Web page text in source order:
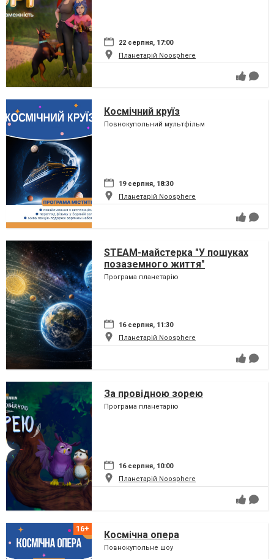
22 серпня, 17:00
Планетарій Noosphere
Космічний круїз
Повнокупольний мультфільм
19 серпня, 18:30
Планетарій Noosphere
STEAM-майстерка "У пошуках
позаземного життя"
Програма планетарію
16 серпня, 11:30
Планетарій Noosphere
За провідною зорею
Програма планетарію
16 серпня, 10:00
Планетарій Noosphere
Космічна опера
Повнокупольне шоу